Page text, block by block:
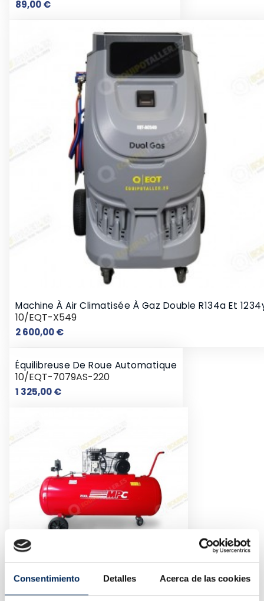
Consentimiento Detalles Acerca de las cookies
89,00 €Prix
Machine À Air Climatisée À Gaz Double R134a Et
10/EQT-X549
2 600,00 €Prix
Équilibreuse De Roue Automatique
10/EQT-7079AS-220
1 325,00 €Prix